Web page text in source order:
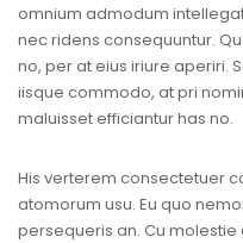
omnium admodum
nec ridens consequuntur.
no, per at eius iriure aperiri.
iisque commodo, at pri
maluisset efficiantur has no.
His verterem consectetuer
atomorum usu. Eu quo
persequeris an. Cu